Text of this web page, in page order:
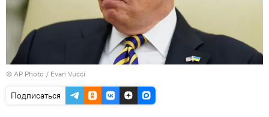
© AP Photo / Evan Vucci
Подписаться